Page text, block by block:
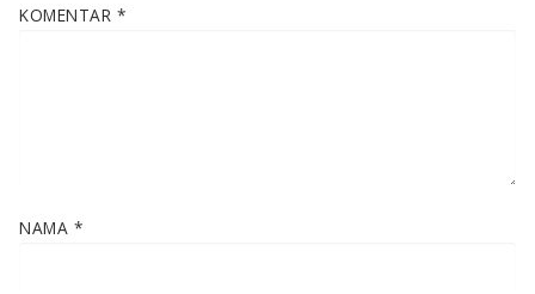
KOMENTAR *
NAMA *